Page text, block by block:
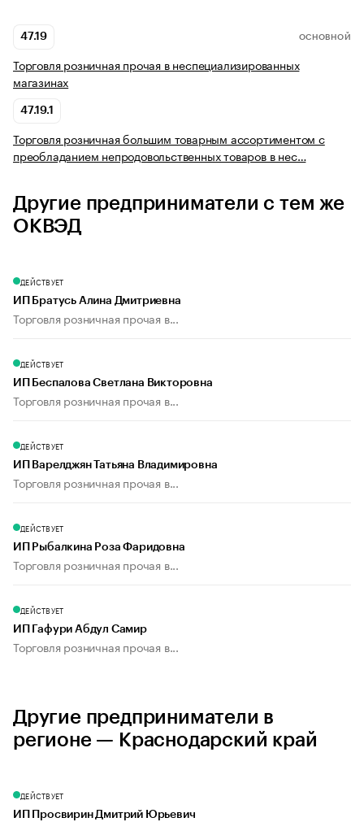
47.19 ОСНОВНОЙ
Торговля розничная прочая в неспециализированных
магазинах
47.19.1
Торговля розничная большим товарным ассортиментом с
преобладанием непродовольственных товаров в нес…
Другие предприниматели с тем же
ОКВЭД
ДЕЙСТВУЕТ
ИП Братусь Алина Дмитриевна
Торговля розничная прочая в...
ДЕЙСТВУЕТ
ИП Беспалова Светлана Викторовна
Торговля розничная прочая в...
ДЕЙСТВУЕТ
ИП Варелджян Татьяна Владимировна
Торговля розничная прочая в...
ДЕЙСТВУЕТ
ИП Рыбалкина Роза Фаридовна
Торговля розничная прочая в...
ДЕЙСТВУЕТ
ИП Гафури Абдул Самир
Торговля розничная прочая в...
Другие предприниматели в
регионе — Краснодарский край
ДЕЙСТВУЕТ
ИП Просвирин Дмитрий Юрьевич